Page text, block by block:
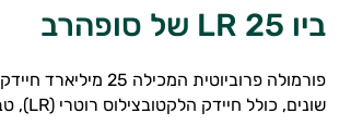
ויטמין A
ויטמין B
ביו 25 LR של סופהרב
שונים, כולל חיידק הלקטובצילוס רוטרי (LR), טבעונית